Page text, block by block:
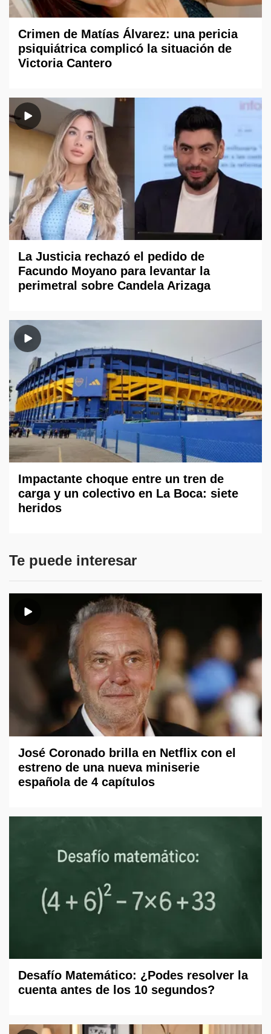
Crimen de Matías Álvarez: una pericia
psiquiátrica complicó la situación de
Victoria Cantero
La Justicia rechazó el pedido de
Facundo Moyano para levantar la
perimetral sobre Candela Arizaga
Impactante choque entre un tren de
carga y un colectivo en La Boca: siete
heridos
Te puede interesar
José Coronado brilla en Netflix con el
estreno de una nueva miniserie
española de 4 capítulos
Desafío Matemático: ¿Podes resolver la
cuenta antes de los 10 segundos?